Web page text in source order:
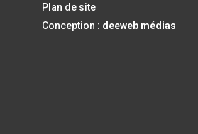
Plan de site
Conception : deeweb médias